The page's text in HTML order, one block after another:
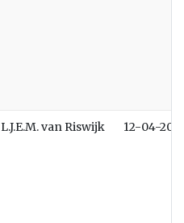
L.J.E.M. van Riswijk 12-04-